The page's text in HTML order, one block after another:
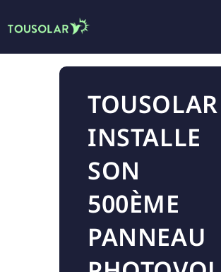
Aller au
contenu
TOUSOLAR
INSTALLE
SON
500ÈME
PANNEAU